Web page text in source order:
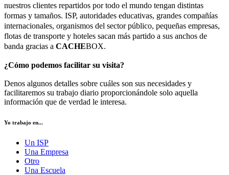
nuestros clientes repartidos por todo el mundo tengan distintas
formas y tamaños. ISP, autoridades educativas, grandes compañías
internacionales, organismos del sector público, pequeñas empresas,
flotas de transporte y hoteles sacan más partido a sus anchos de
banda gracias a CACHEBOX.
¿Cómo podemos facilitar su visita?
Denos algunos detalles sobre cuáles son sus necesidades y
facilitaremos su trabajo diario proporcionándole solo aquella
información que de verdad le interesa.
Yo trabajo en...
Un ISP
Una Empresa
Otro
Una Escuela